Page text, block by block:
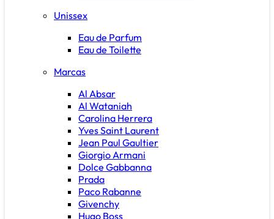
Unissex
Eau de Parfum
Eau de Toilette
Marcas
Al Absar
Al Wataniah
Carolina Herrera
Yves Saint Laurent
Jean Paul Gaultier
Giorgio Armani
Dolce Gabbanna
Prada
Paco Rabanne
Givenchy
Hugo Boss